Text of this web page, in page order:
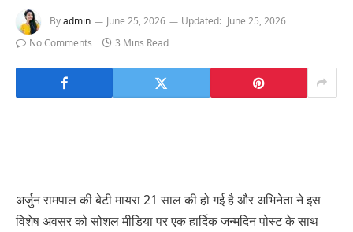
Byadmin June 25, 2026 Updated: June 25, 2026
No Comments
3 Mins Read
अर्जुन रामपाल की बेटी मायरा 21 साल की हो गई है और अभिनेता ने इस
विशेष अवसर को सोशल मीडिया पर एक हार्दिक जन्मदिन पोस्ट के साथ